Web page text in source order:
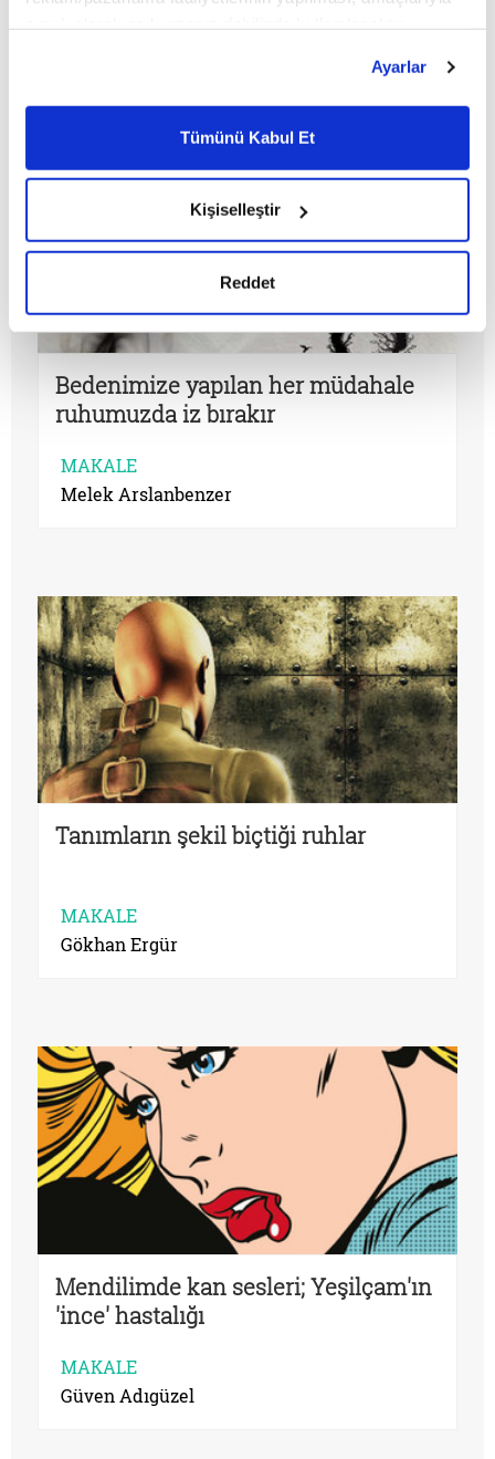
belirleyebilirsiniz. Çerezlere ilişkin detaylı bilgi için
Ayarlar butonuna tıklayabilir,Çerez Bilgilendirme
Metnimizi ziyaret edebilirsiniz.
hazırlanmış olan İnternet Sitesi Aydınlatma Metnimizi
okumak ve sitemizi ziyaretiniz kapsamında
gerçekleştirilen veri işleme faaliyetleri ile ilgili daha
Ayarlar
Tümünü Kabul Et
Kişiselleştir
Reddet
MAKALE
Bedenimize yapılan her müdahale
ruhumuzda iz bırakır
MAKALE
Melek Arslanbenzer
Tanımların şekil biçtiği ruhlar
MAKALE
Gökhan Ergür
Mendilimde kan sesleri; Yeşilçam'ın
'ince' hastalığı
MAKALE
Güven Adıgüzel